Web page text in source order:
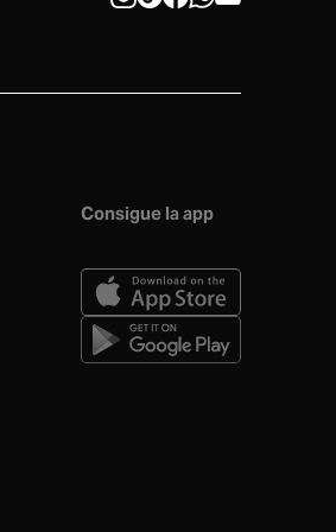
Consigue la app